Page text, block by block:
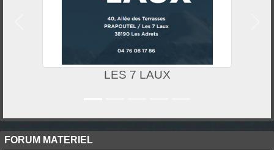
LES 7 LAUX
FORUM MATERIEL